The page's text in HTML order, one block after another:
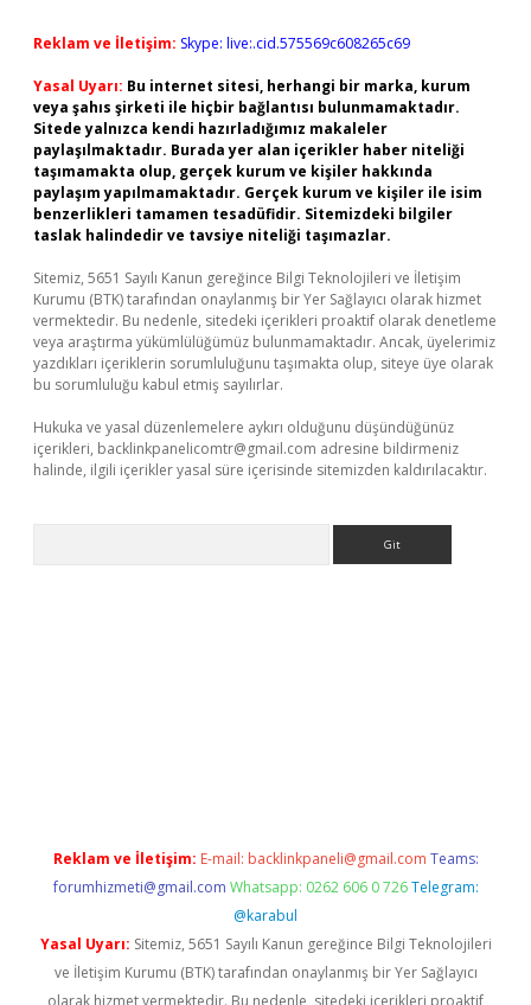
Reklam ve İletişim: Skype: live:.cid.575569c608265c69
Yasal Uyarı: Bu internet sitesi, herhangi bir marka, kurum
veya şahıs şirketi ile hiçbir bağlantısı bulunmamaktadır.
Sitede yalnızca kendi hazırladığımız makaleler
paylaşılmaktadır. Burada yer alan içerikler haber niteliği
taşımamakta olup, gerçek kurum ve kişiler hakkında
paylaşım yapılmamaktadır. Gerçek kurum ve kişiler ile isim
benzerlikleri tamamen tesadüfidir. Sitemizdeki bilgiler
taslak halindedir ve tavsiye niteliği taşımazlar.
Sitemiz, 5651 Sayılı Kanun gereğince Bilgi Teknolojileri ve İletişim
Kurumu (BTK) tarafından onaylanmış bir Yer Sağlayıcı olarak hizmet
vermektedir. Bu nedenle, sitedeki içerikleri proaktif olarak denetleme
veya araştırma yükümlülüğümüz bulunmamaktadır. Ancak, üyelerimiz
yazdıkları içeriklerin sorumluluğunu taşımakta olup, siteye üye olarak
bu sorumluluğu kabul etmiş sayılırlar.
Hukuka ve yasal düzenlemelere aykırı olduğunu düşündüğünüz
içerikleri, backlinkpanelicomtr@gmail.com adresine bildirmeniz
halinde, ilgili içerikler yasal süre içerisinde sitemizden kaldırılacaktır.
Reklam ve İletişim: E-mail: backlinkpaneli@gmail.com Teams:
forumhizmeti@gmail.com Whatsapp: 0262 606 0 726 Telegram:
@karabul
Yasal Uyarı: Sitemiz, 5651 Sayılı Kanun gereğince Bilgi Teknolojileri
ve İletişim Kurumu (BTK) tarafından onaylanmış bir Yer Sağlayıcı
olarak hizmet vermektedir. Bu nedenle, sitedeki içerikleri proaktif